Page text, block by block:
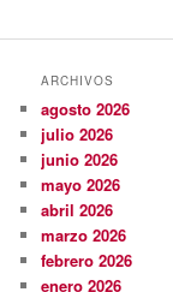
ARCHIVOS
agosto 2026
julio 2026
junio 2026
mayo 2026
abril 2026
marzo 2026
febrero 2026
enero 2026